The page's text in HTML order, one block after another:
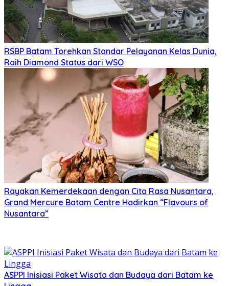
RSBP Batam Torehkan Standar Pelayanan Kelas Dunia,
Raih Diamond Status dari WSO
Rayakan Kemerdekaan dengan Cita Rasa Nusantara,
Grand Mercure Batam Centre Hadirkan “Flavours of
Nusantara”
ASPPI Inisiasi Paket Wisata dan Budaya dari Batam ke